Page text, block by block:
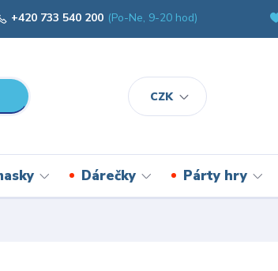
CZK
+420 733 540 200 (Po-Ne, 9-20 hod)
Dárečky Párty hry